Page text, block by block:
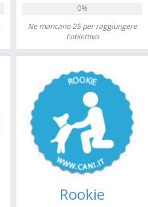
0%
Ne mancano 25 per raggiungere
l'obiettivo
Rookie